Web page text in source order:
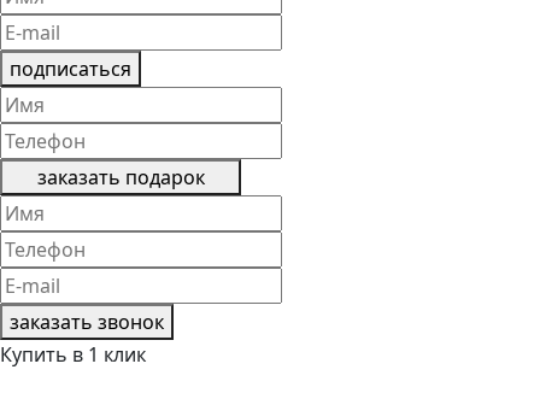
подписаться
заказать подарок
заказать звонок
Купить в 1 клик